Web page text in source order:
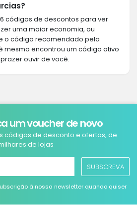
códigos de descontos para ver
uma maior economia, ou
o código recomendado pela
mesmo encontrou um código ativo
ouvir de você.
um voucher de novo
códigos de desconto e ofertas, de
de lojas
SUBSCREVA
à nossa newsletter quando quiser